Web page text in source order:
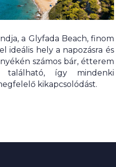
a Glyfada Beach, finom
ideális hely a napozásra és
számos bár, étterem
található, így mindenki
kikapcsolódást.